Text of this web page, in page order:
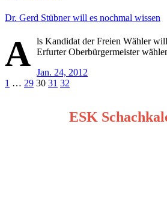
Dr. Gerd Stübner will es nochmal wissen
A ls Kandidat der Freien Wähler
Erfurter Oberbürgermeister
Jan. 24, 2012
Seitennummerierung
1 … 29 30 31 32
ESK